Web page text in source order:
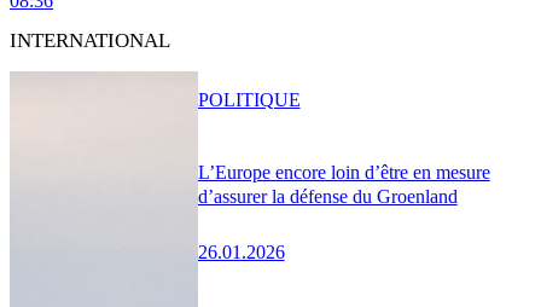
INTERNATIONAL
L’Europe encore loin d’être en mesure
d’assurer la défense du Groenland
26.01.2026
POLITIQUE